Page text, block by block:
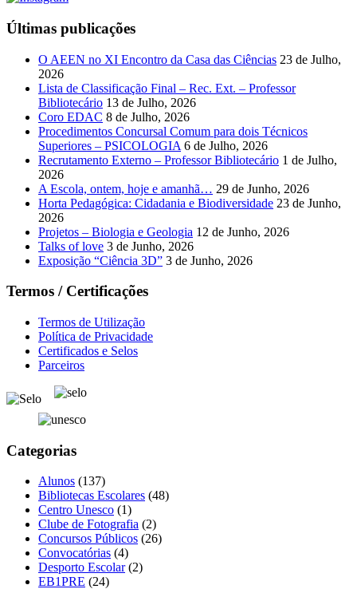
Últimas publicações
O AEEN no XI Encontro da Casa das Ciências 23 de Julho,
2026
Lista de Classificação Final – Rec. Ext. – Professor
Bibliotecário 13 de Julho, 2026
Coro EDAC 8 de Julho, 2026
Procedimentos Concursal Comum para dois Técnicos
Superiores – PSICOLOGIA 6 de Julho, 2026
Recrutamento Externo – Professor Bibliotecário 1 de Julho,
2026
A Escola, ontem, hoje e amanhã… 29 de Junho, 2026
Horta Pedagógica: Cidadania e Biodiversidade 23 de Junho,
2026
Projetos – Biologia e Geologia 12 de Junho, 2026
Talks of love 3 de Junho, 2026
Exposição “Ciência 3D” 3 de Junho, 2026
Termos / Certificações
Termos de Utilização
Política de Privacidade
Certificados e Selos
Parceiros
Categorias
Alunos (137)
Bibliotecas Escolares (48)
Centro Unesco (1)
Clube de Fotografia (2)
Concursos Públicos (26)
Convocatórias (4)
Desporto Escolar(2)
EB1PRE (24)